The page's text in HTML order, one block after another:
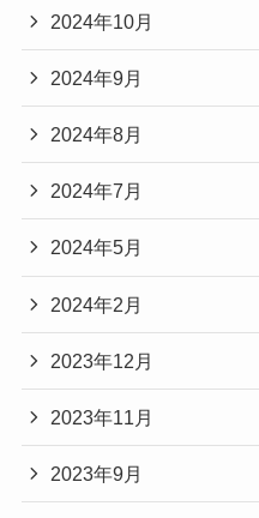
2024年10月
2024年9月
2024年8月
2024年7月
2024年5月
2024年2月
2023年12月
2023年11月
2023年9月